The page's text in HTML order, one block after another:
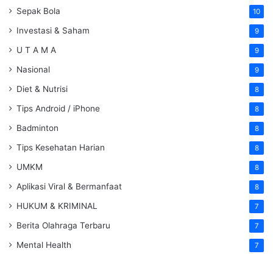
Sepak Bola 10
Investasi & Saham 9
U T A M A 9
Nasional 9
Diet & Nutrisi 8
Tips Android / iPhone 8
Badminton 8
Tips Kesehatan Harian 8
UMKM 8
Aplikasi Viral & Bermanfaat 8
HUKUM & KRIMINAL 7
Berita Olahraga Terbaru 7
Mental Health 7